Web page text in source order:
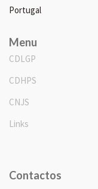
Portugal
Menu
CDLGP
CDHPS
CNJS
Links
Contactos